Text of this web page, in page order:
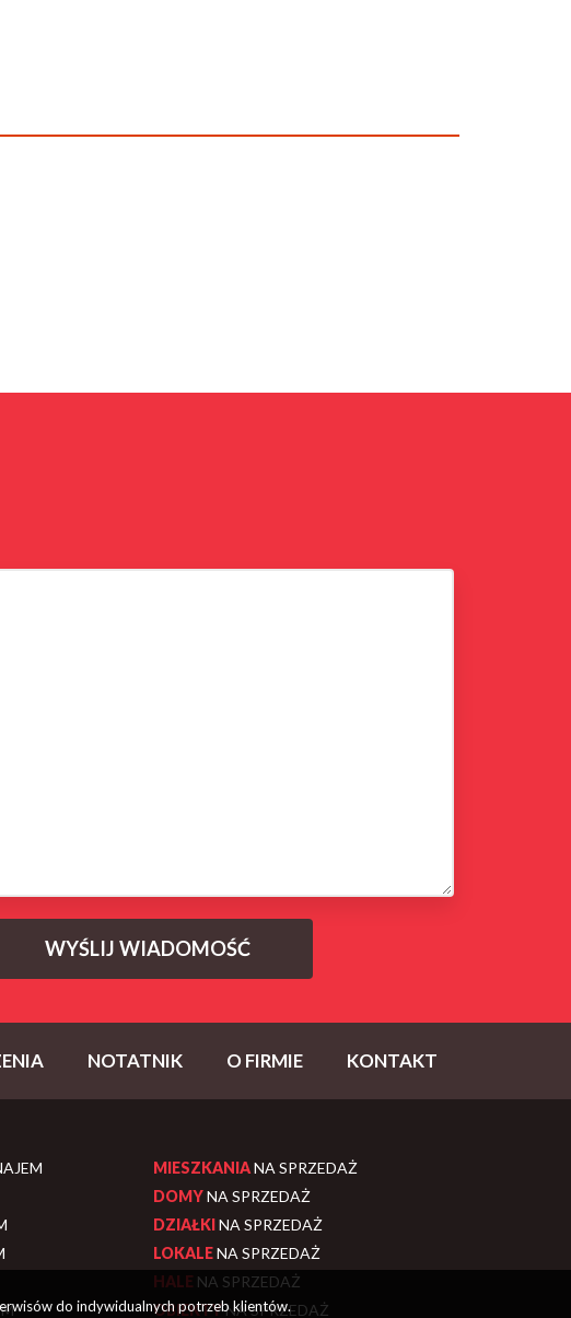
NOTATNIK O FIRMIE KONTAKT
MIESZKANIANA SPRZEDAŻ
DOMYNA SPRZEDAŻ
DZIAŁKINA SPRZEDAŻ
LOKALENA SPRZEDAŻ
HALE NA SPRZEDAŻ
OBIEKTYNA SPRZEDAŻ
do indywidualnych potrzeb klientów.